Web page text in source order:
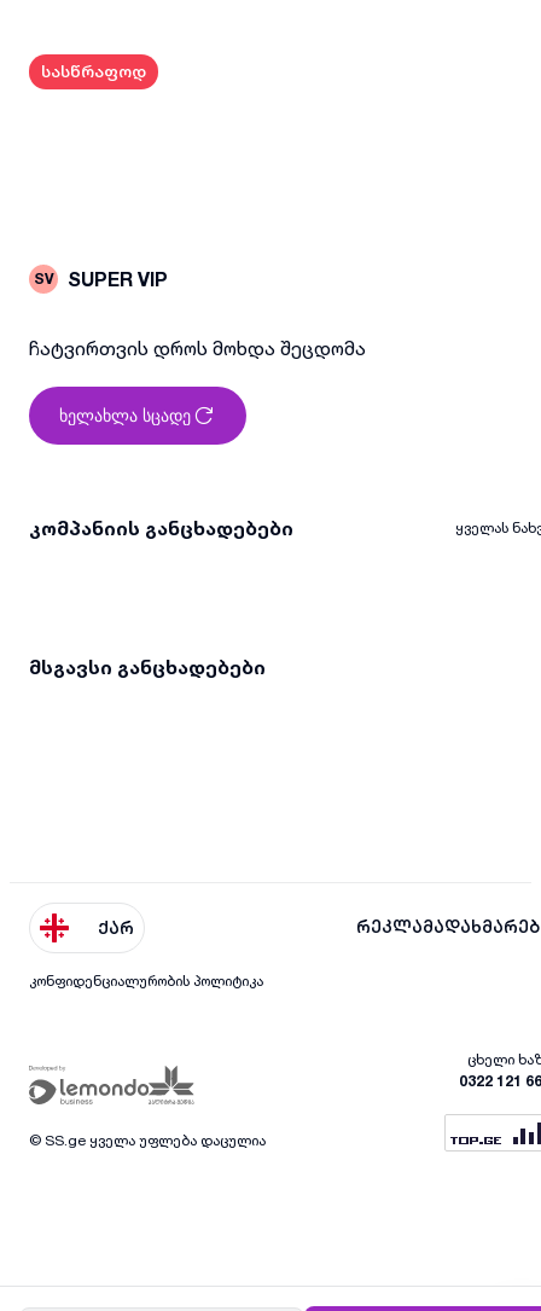
სასწრაფოდ
SV SUPER VIP
ჩატვირთვის დროს მოხდა შეცდომა
ხელახლა სცადე
კომპანიის განცხადებები ყველას
მსგავსი განცხადებები
ქარ რეკლამა
კონფიდენციალურობის პოლიტიკა
ცხელი
0322 121
© SS.ge ყველა უფლება დაცულია